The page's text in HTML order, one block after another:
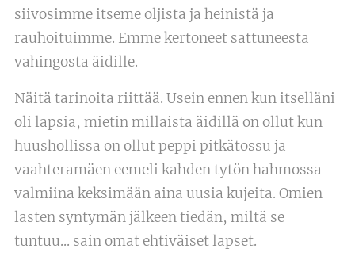
siivosimme itseme oljista ja heinistä ja
rauhoituimme. Emme kertoneet sattuneesta
vahingosta äidille.
Näitä tarinoita riittää. Usein ennen kun itselläni
oli lapsia, mietin millaista äidillä on ollut kun
huushollissa on ollut peppi pitkätossu ja
vaahteramäen eemeli kahden tytön hahmossa
valmiina keksimään aina uusia kujeita. Omien
lasten syntymän jälkeen tiedän, miltä se
tuntuu... sain omat ehtiväiset lapset.